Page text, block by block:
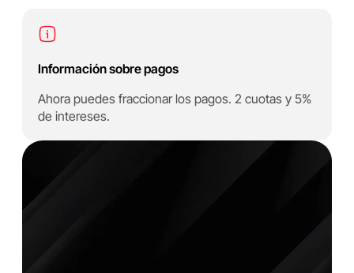
Información sobre pagos
Ahora puedes fraccionar los pagos. 2 cuotas y 5%
de intereses.